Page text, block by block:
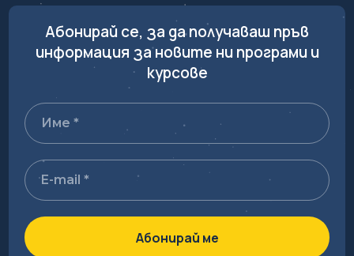
r
Абонирай се, за да получаваш пръв
информация за новите ни програми и
курсове